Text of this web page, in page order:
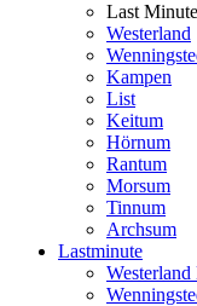
Last Minute
Westerland
Kampen
List
Keitum
Hörnum
Rantum
Morsum
Tinnum
Archsum
Lastminute